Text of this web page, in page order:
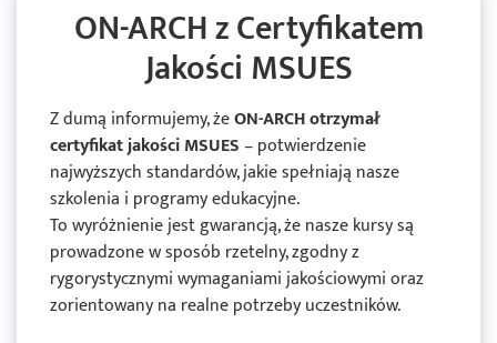
ON-ARCH z Certyfikatem
Jakości MSUES
Z dumą informujemy, żeON-ARCH otrzymał
certyfikat jakości MSUES– potwierdzenie
najwyższych standardów, jakie spełniają nasze
szkolenia i programy edukacyjne.
To wyróżnienie jest gwarancją, że nasze kursy są
prowadzone w sposób rzetelny, zgodny z
rygorystycznymi wymaganiami jakościowymi oraz
zorientowany na realne potrzeby uczestników.